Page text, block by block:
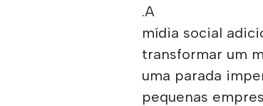
.A
mídia social
transformar um
uma parada
pequenas